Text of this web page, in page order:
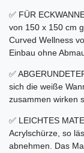
✅ FÜR
von 150 x 150 cm
Curved Wellness
Einbau ohne
✅
sich die weiße
zusammen wirken
✅ LEICHTES
Acrylschürze, so
abnehmen. Das